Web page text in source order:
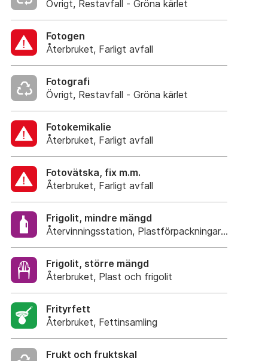
Övrigt, Restavfall - Gröna kärlet
Fotogen
Återbruket, Farligt avfall
Fotografi
Övrigt, Restavfall - Gröna kärlet
Fotokemikalie
Återbruket, Farligt avfall
Fotovätska, fix m.m.
Återbruket, Farligt avfall
Frigolit, mindre mängd
Återvinningsstation, Plastförpackningar. Eller
Frigolit, större mängd
Återbruket, Plast och frigolit
Frityrfett
Återbruket, Fettinsamling
Frukt och fruktskal